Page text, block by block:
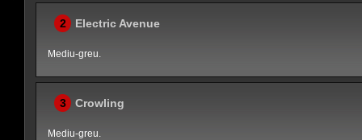
2 Electric Avenue
Mediu-greu.
3 Crowling
Mediu-greu.